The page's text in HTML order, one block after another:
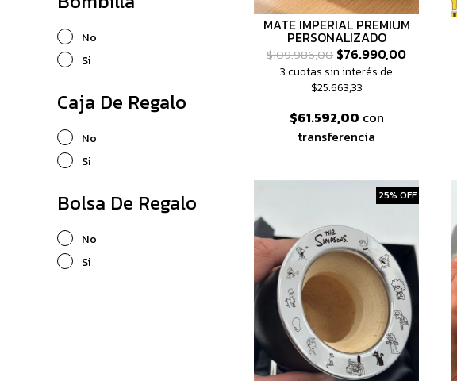
No
Si
Caja De Regalo
No
Si
Bolsa De Regalo
No
Si
MATE IMPERIAL PREMIUM
PERSONALIZADO
$109.986,00 $76.990,00
3 cuotas sin interés de
$25.663,33
$61.592,00 con
transferencia
25% OFF